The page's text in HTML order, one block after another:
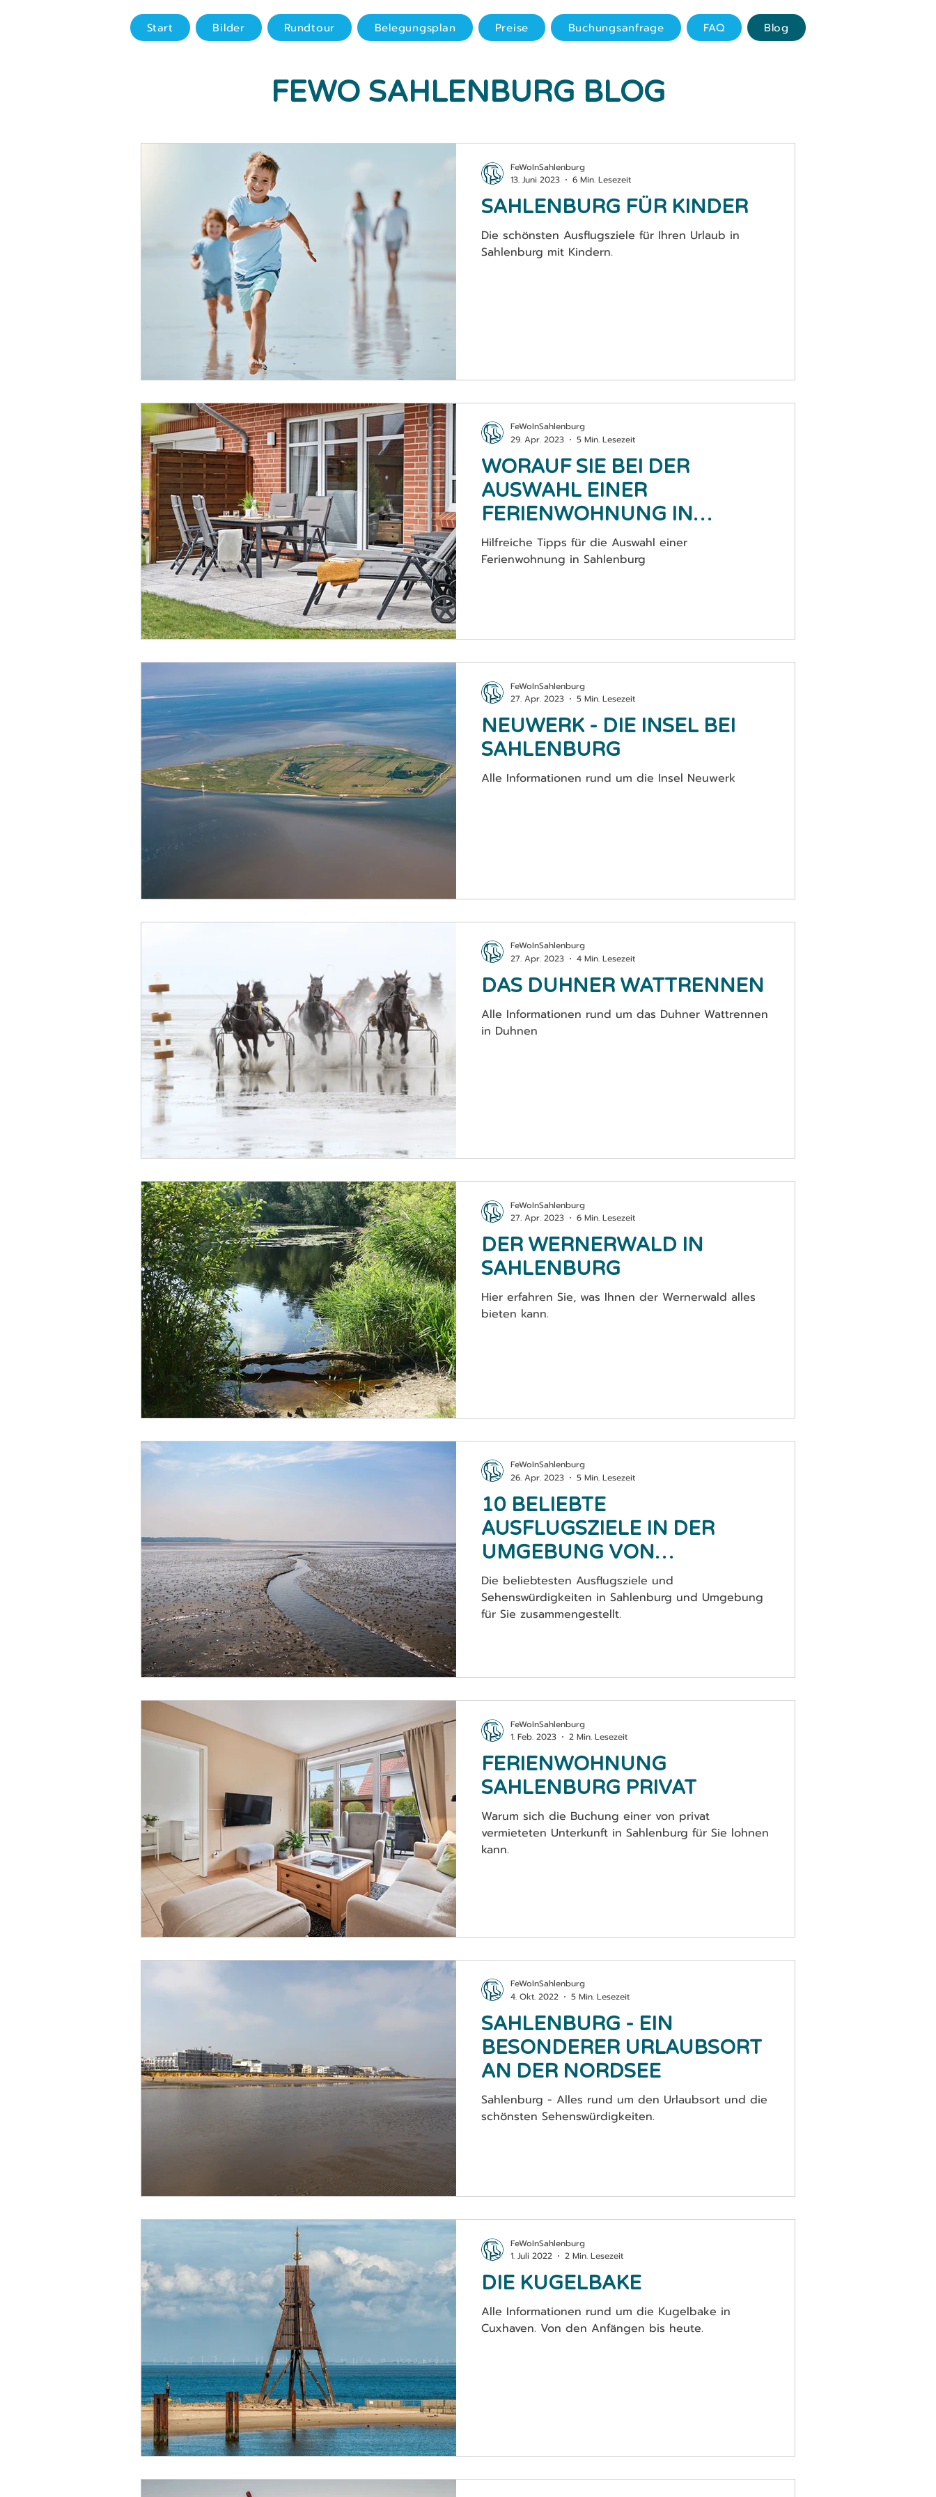
Start Bilder Rundtour Belegungsplan Preise Buchungsanfrage FAQ Blog
FEWO SAHLENBURG BLOG
SAHLENBURG FÜR KINDER
Die schönsten Ausflugsziele für Ihren Urlaub in
Sahlenburg mit Kindern.
FeWoInSahlenburg
13. Juni 2023
6 Min. Lesezeit
WORAUF SIE BEI DER
AUSWAHL EINER
FERIENWOHNUNG IN
SAHLENBURG ACHTEN
SOLLTEN
Hilfreiche Tipps für die Auswahl einer
Ferienwohnung in Sahlenburg
FeWoInSahlenburg
29. Apr. 2023
5 Min. Lesezeit
NEUWERK - DIE INSEL BEI
SAHLENBURG
Alle Informationen rund um die Insel Neuwerk
FeWoInSahlenburg
27. Apr. 2023
5 Min. Lesezeit
DAS DUHNER WATTRENNEN
Alle Informationen rund um das Duhner Wattrennen
in Duhnen
FeWoInSahlenburg
27. Apr. 2023
4 Min. Lesezeit
DER WERNERWALD IN
SAHLENBURG
Hier erfahren Sie, was Ihnen der Wernerwald alles
bieten kann.
FeWoInSahlenburg
27. Apr. 2023
6 Min. Lesezeit
10 BELIEBTE
AUSFLUGSZIELE IN DER
UMGEBUNG VON
SAHLENBURG
Die beliebtesten Ausflugsziele und
Sehenswürdigkeiten in Sahlenburg und Umgebung
für Sie zusammengestellt.
FeWoInSahlenburg
26. Apr. 2023
5 Min. Lesezeit
FERIENWOHNUNG
SAHLENBURG PRIVAT
Warum sich die Buchung einer von privat
vermieteten Unterkunft in Sahlenburg für Sie lohnen
kann.
FeWoInSahlenburg
1. Feb. 2023
2 Min. Lesezeit
SAHLENBURG - EIN
BESONDERER URLAUBSORT
AN DER NORDSEE
Sahlenburg - Alles rund um den Urlaubsort und die
schönsten Sehenswürdigkeiten.
FeWoInSahlenburg
4. Okt. 2022
5 Min. Lesezeit
DIE KUGELBAKE
Alle Informationen rund um die Kugelbake in
Cuxhaven. Von den Anfängen bis heute.
FeWoInSahlenburg
1. Juli 2022
2 Min. Lesezeit